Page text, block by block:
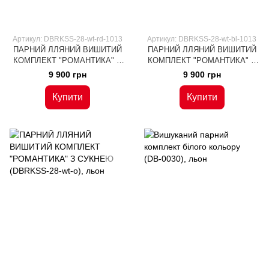
Артикул: DBRKSS-28-wt-rd-1013
ПАРНИЙ ЛЛЯНИЙ ВИШИТИЙ
КОМПЛЕКТ "РОМАНТИКА" З
СУКНЕЮ (DBRKSS-28-wt-rd),
9 900 грн
Купити
Артикул: DBRKSS-28-wt-bl-1013
ПАРНИЙ ЛЛЯНИЙ ВИШИТИЙ
КОМПЛЕКТ "РОМАНТИКА" З
СУКНЕЮ (DBRKSS-28-wt-bl),
9 900 грн
Купити